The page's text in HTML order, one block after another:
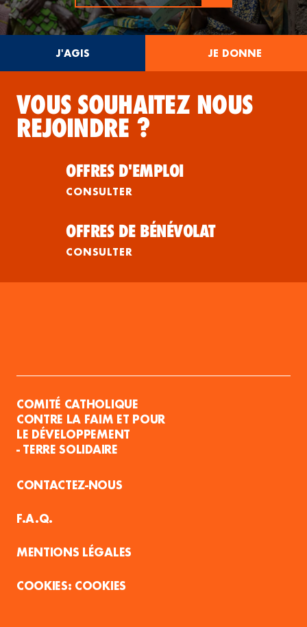
J'AGIS JE DONNE
VOUS SOUHAITEZ NOUS
REJOINDRE ?
OFFRES D'EMPLOI
CONSULTER
OFFRES DE BÉNÉVOLAT
CONSULTER
COMITÉ CATHOLIQUE
CONTRE LA FAIM ET POUR
LE DÉVELOPPEMENT
- TERRE SOLIDAIRE
CONTACTEZ-NOUS
F.A.Q.
MENTIONS LÉGALES
COOKIES